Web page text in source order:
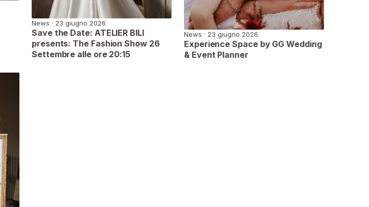
News · 23 giugno 2026
Save the Date: ATELIER BILI
presents: The Fashion Show 26
Settembre alle ore 20:15
News · 23 giugno 2026
Experience Space by GG Wedding
& Event Planner